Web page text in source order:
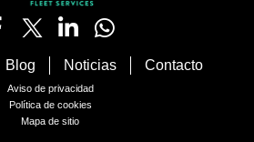
Blog Noticias Contacto
Aviso de privacidad
Política de cookies
Mapa de sitio